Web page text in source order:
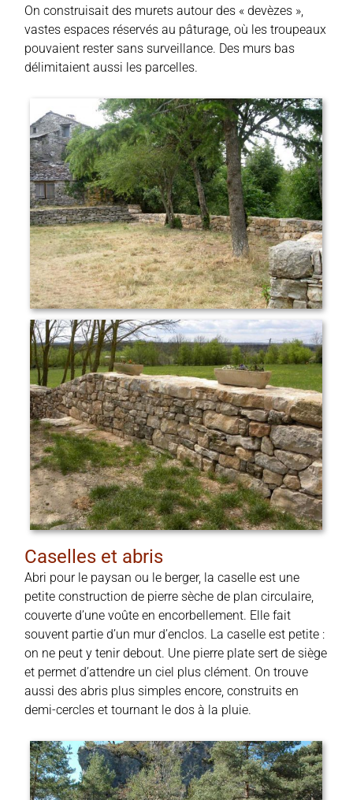
On construisait des murets autour des « devèzes »,
vastes espaces réservés au pâturage, où les troupeaux
pouvaient rester sans surveillance. Des murs bas
délimitaient aussi les parcelles.
Caselles et abris
Abri pour le paysan ou le berger, la caselle est une
petite construction de pierre sèche de plan circulaire,
couverte d’une voûte en encorbellement. Elle fait
souvent partie d’un mur d’enclos. La caselle est petite :
on ne peut y tenir debout. Une pierre plate sert de siège
et permet d’attendre un ciel plus clément. On trouve
aussi des abris plus simples encore, construits en
demi-cercles et tournant le dos à la pluie.